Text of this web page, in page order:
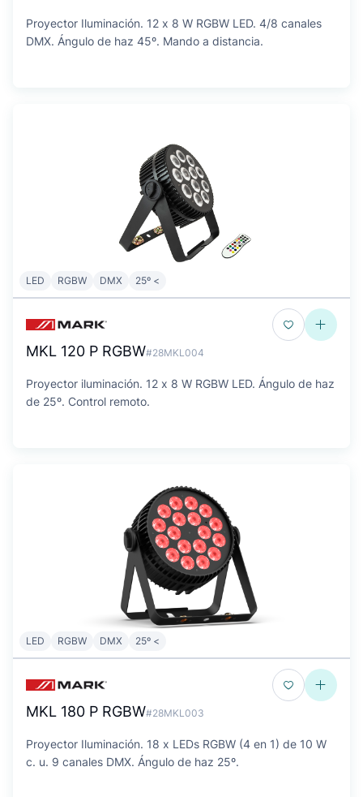
Proyector Iluminación. 12 x 8 W RGBW LED. 4/8 canales
DMX. Ángulo de haz 45º. Mando a distancia.
LED RGBW DMX 25º <
MKL 120 P RGBW#28MKL004
Proyector iluminación. 12 x 8 W RGBW LED. Ángulo de haz
de 25º. Control remoto.
LED RGBW DMX 25º <
MKL 180 P RGBW#28MKL003
Proyector Iluminación. 18 x LEDs RGBW (4 en 1) de 10 W
c. u. 9 canales DMX. Ángulo de haz 25º.